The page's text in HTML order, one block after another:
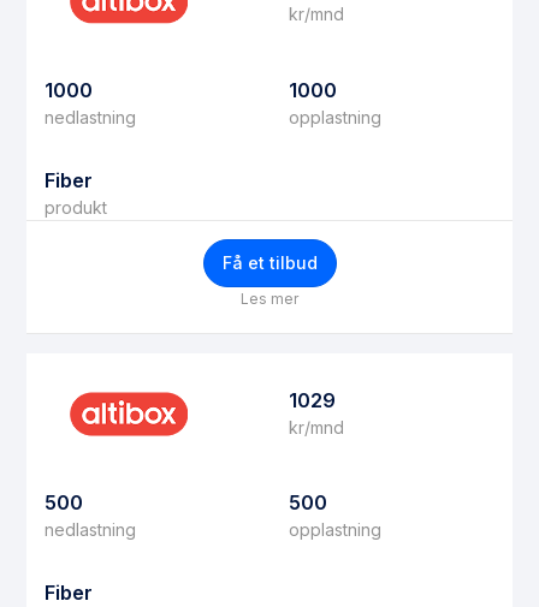
kr/mnd
1000
nedlastning
1000
opplastning
Fiber
produkt
Få et tilbud
Les mer
1029
kr/mnd
500
nedlastning
500
opplastning
Fiber